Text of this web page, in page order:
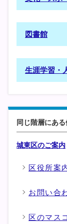
図書館
生涯学習・
同じ階層にあ
城東区のご案内
区役所案
お問い合
区のマス